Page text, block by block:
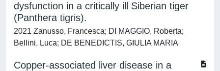
dysfunction in a critically ill Siberian tiger
(Panthera tigris).
2021 Zanusso, Francesca; DI MAGGIO, Roberta;
Bellini, Luca; DE BENEDICTIS, GIULIA MARIA
Copper-associated liver disease in a